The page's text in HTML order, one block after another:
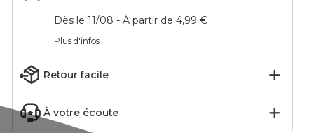
Dès le 11/08 - À partir de 4,99 €
Plus d'infos
Retour facile
À votre écoute